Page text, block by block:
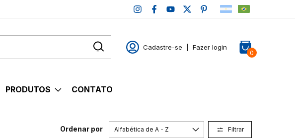
Cadastre-se Fazer login
0
PRODUTOS CONTATO
Ordenar por Filtrar